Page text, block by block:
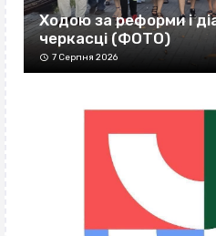
Ходою за реформи і
черкасці (ФОТО)
7 Серпня 2026